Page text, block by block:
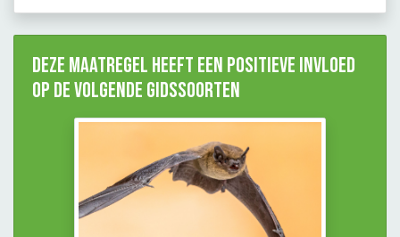
Deze maatregel heeft een positieve invloed
op de volgende gidssoorten